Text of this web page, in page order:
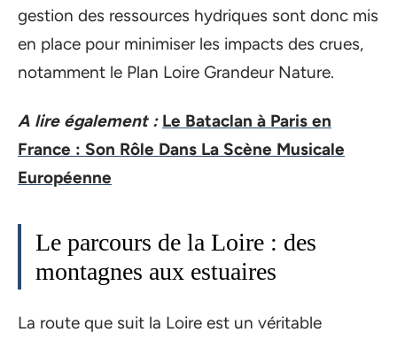
gestion des ressources hydriques sont donc mis
en place pour minimiser les impacts des crues,
notamment le Plan Loire Grandeur Nature.
A lire également : Le Bataclan à Paris en
France : Son Rôle Dans La Scène Musicale
Européenne
Le parcours de la Loire : des
montagnes aux estuaires
La route que suit la Loire est un véritable